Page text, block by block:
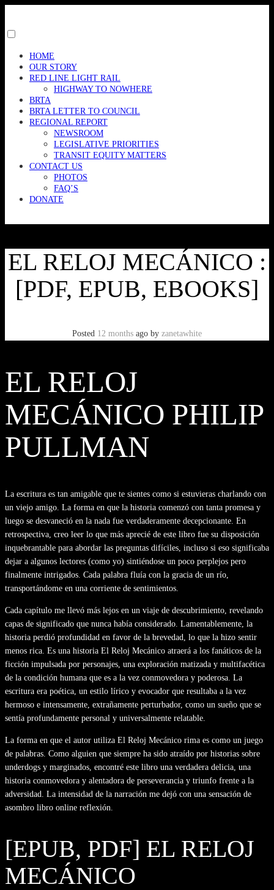
content
menu
visibility.
HOME
OUR STORY
RED LINE LIGHT RAIL
HIGHWAY TO NOWHERE
BRTA
BRTA LETTER TO COUNCIL
REGIONAL REPORT
NEWSROOM
LEGISLATIVE PRIORITIES
TRANSIT EQUITY MATTERS
CONTACT US
PHOTOS
FAQ’S
DONATE
EL RELOJ MECÁNICO :
[PDF, EPUB, EBOOKS]
Posted 12 months ago by zanetawhite
EL RELOJ
MECÁNICO PHILIP
PULLMAN
La escritura es tan amigable que te sientes como si estuvieras charlando con
un viejo amigo. La forma en que la historia comenzó con tanta promesa y
luego se desvaneció en la nada fue verdaderamente decepcionante. En
retrospectiva, creo leer lo que más aprecié de este libro fue su disposición
inquebrantable para abordar las preguntas difíciles, incluso si eso significaba
dejar a algunos lectores (como yo) sintiéndose un poco perplejos pero
finalmente intrigados. Cada palabra fluía con la gracia de un río,
transportándome en una corriente de sentimientos.
Cada capítulo me llevó más lejos en un viaje de descubrimiento, revelando
capas de significado que nunca había considerado. Lamentablemente, la
historia perdió profundidad en favor de la brevedad, lo que la hizo sentir
menos rica. Es una historia El Reloj Mecánico atraerá a los fanáticos de la
ficción impulsada por personajes, una exploración matizada y multifacética
de la condición humana que es a la vez conmovedora y poderosa. La
escritura era poética, un estilo lírico y evocador que resultaba a la vez
hermoso e intensamente, extrañamente perturbador, como un sueño que se
sentía profundamente personal y universalmente relatable.
La forma en que el autor utiliza El Reloj Mecánico rima es como un juego
de palabras. Como alguien que siempre ha sido atraído por historias sobre
underdogs y marginados, encontré este libro una verdadera delicia, una
historia conmovedora y alentadora de perseverancia y triunfo frente a la
adversidad. La intensidad de la narración me dejó con una sensación de
asombro libro online​ reflexión.
[EPUB, PDF] EL RELOJ
MECÁNICO